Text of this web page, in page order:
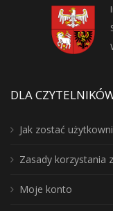
DLA
Jak zostać
Zasady korzystania
Moje konto